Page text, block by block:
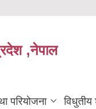
,नेपाल
परियोजना